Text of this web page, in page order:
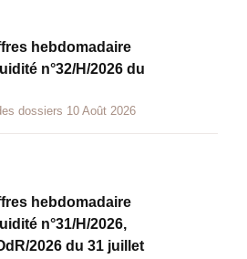
hebdomadaire
n°32/H/2026 du
dossiers 10 Août 2026
hebdomadaire
n°31/H/2026,
2026 du 31 juillet